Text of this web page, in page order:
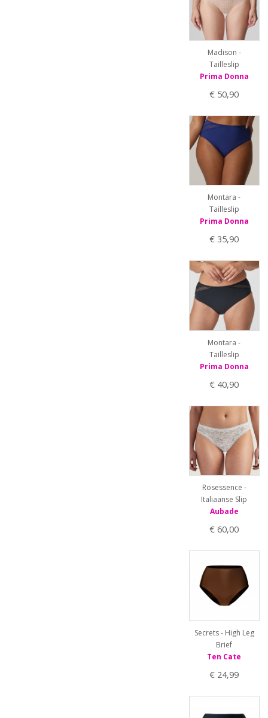
Madison -
Tailleslip
Prima Donna
€ 50,90
Montara -
Tailleslip
Prima Donna
€ 35,90
Montara -
Tailleslip
Prima Donna
€ 40,90
Rosessence -
Italiaanse Slip
Aubade
€ 60,00
Secrets - High Leg
Brief
Ten Cate
€ 24,99